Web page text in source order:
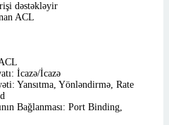
dəstəkləyir
ACL
İcazə/İcazə
Yansıtma, Yönləndirmə, Rate
Bağlanması: Port Binding,